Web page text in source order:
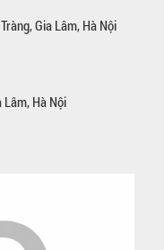
Gia Lâm, Hà Nội
Lâm, Hà Nội